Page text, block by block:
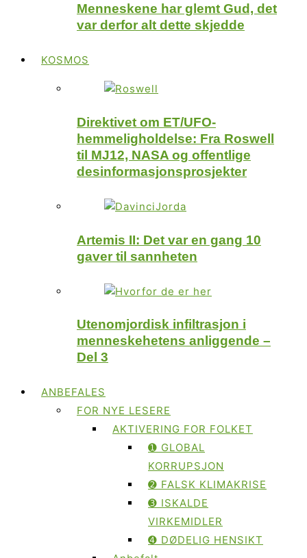
Menneskene har glemt Gud, det
var derfor alt dette skjedde
KOSMOS
Direktivet om ET/UFO-
hemmeligholdelse: Fra Roswell
til MJ12, NASA og offentlige
desinformasjonsprosjekter
Artemis II: Det var en gang 10
gaver til sannheten
Utenomjordisk infiltrasjon i
menneskehetens anliggende –
Del 3
ANBEFALES
FOR NYE LESERE
AKTIVERING FOR FOLKET
➊ GLOBAL
KORRUPSJON
➋ FALSK KLIMAKRISE
➌ ISKALDE
VIRKEMIDLER
➍ DØDELIG HENSIKT